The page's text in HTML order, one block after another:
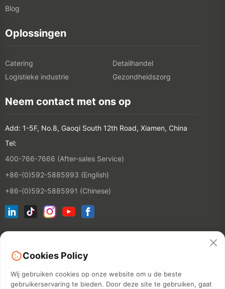
Blog
Oplossingen
Catering
Detailhandel
Logistieke industrie
Gezondheidszorg
Neem contact met ons op
Add: 1-5F, No.8, Gaoqi South 12th Road, Xiamen, China
Tel:
400-766-7666 (After-sales Service)
+86-(0)592-5885993 (English)
+86-(0)592-5885991 (Chinese)
Cookies Policy
Wij gebruiken cookies op onze website om u de beste
gebruikerservaring te bieden. Door deze site te gebruiken, gaat